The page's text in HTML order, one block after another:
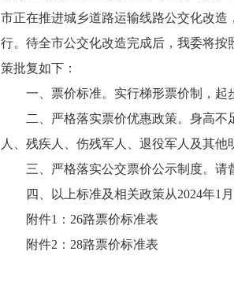
市正在推进城乡道路运输线路公交化改
行。待全市公交化改造完成后，我委将
策批复如下：
一、票价标准。实行梯形票价制，起
二、严格落实票价优惠政策。身高不足
人、残疾人、伤残军人、退役军人及其
三、严格落实公交票价公示制度。请督
四、以上标准及相关政策从2024年1月
附件1：26路票价标准表
附件2：28路票价标准表